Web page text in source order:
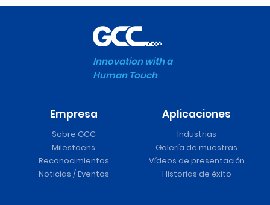
Innovation with a
Human Touch
Empresa
Sobre GCC
Milestoens
Reconocimientos
Noticias / Eventos
Aplicaciones
Industrias
Galería de muestras
Vídeos de presentación
Historias de éxito